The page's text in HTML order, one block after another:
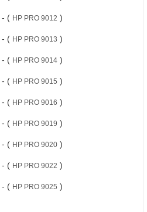
- ( HP PRO 9012 )
- ( HP PRO 9013 )
- ( HP PRO 9014)
- ( HP PRO 9015 )
- ( HP PRO 9016 )
- ( HP PRO 9019 )
- ( HP PRO 9020)
- ( HP PRO 9022 )
- ( HP PRO 9025 )